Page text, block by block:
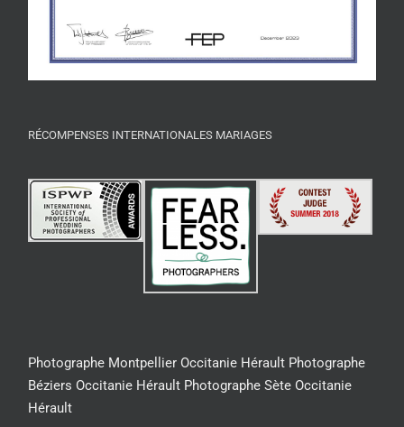
RÉCOMPENSES INTERNATIONALES MARIAGES
Photographe Montpellier Occitanie Hérault Photographe
Béziers Occitanie Hérault Photographe Sète Occitanie
Hérault